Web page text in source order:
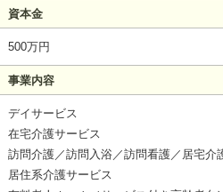
資本金
500万円
事業内容
デイサービス
在宅介護サービス
訪問介護／訪問入浴／訪問看護／居宅介
居住系介護サービス